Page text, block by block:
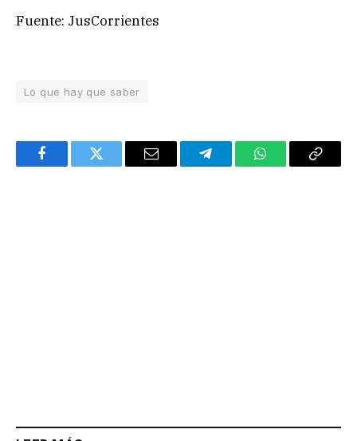
Fuente: JusCorrientes
Lo que hay que saber
FacebookTwitter Email TelegramWhatsAppCopy